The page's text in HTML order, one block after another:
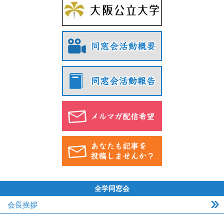
全学同窓会
会長挨拶